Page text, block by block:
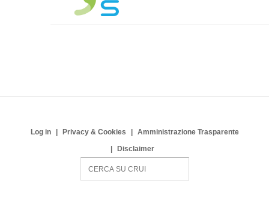
Log in Privacy & Cookies
Amministrazione Trasparente
Disclaimer